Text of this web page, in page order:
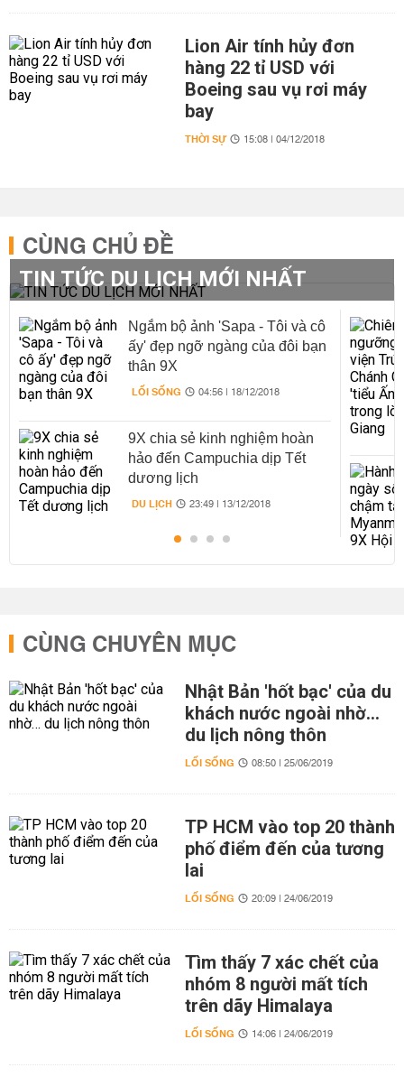
Lion Air tính hủy đơn
hàng 22 tỉ USD với
Boeing sau vụ rơi máy
bay
THỜI SỰ 15:08 | 04/12/2018
CÙNG CHỦ ĐỀ
TIN TỨC DU LỊCH MỚI NHẤT
Ngắm bộ ảnh 'Sapa - Tôi và cô
ấy' đẹp ngỡ ngàng của đôi bạn
thân 9X
LỐI SỐNG 04:56 | 18/12/2018
9X chia sẻ kinh nghiệm hoàn
hảo đến Campuchia dịp Tết
dương lịch
DU LỊCH 23:49 | 13/12/2018
CÙNG CHUYÊN MỤC
Nhật Bản 'hốt bạc' của du
khách nước ngoài nhờ…
du lịch nông thôn
LỐI SỐNG 08:50 | 25/06/2019
TP HCM vào top 20 thành
phố điểm đến của tương
lai
LỐI SỐNG 20:09 | 24/06/2019
Tìm thấy 7 xác chết của
nhóm 8 người mất tích
trên dãy Himalaya
LỐI SỐNG 14:06 | 24/06/2019